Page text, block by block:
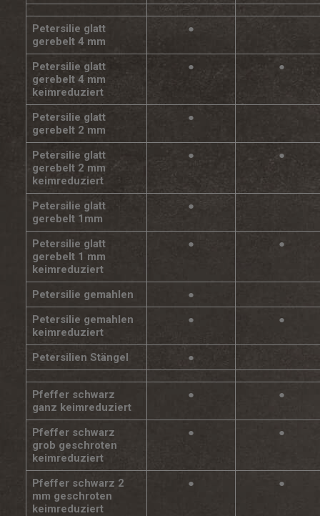
Petersilie glatt
gerebelt 4 mm
●
Petersilie glatt
gerebelt 4 mm
keimreduziert
● ●
Petersilie glatt
gerebelt 2 mm
●
Petersilie glatt
gerebelt 2 mm
keimreduziert
● ●
Petersilie glatt
gerebelt 1mm
●
Petersilie glatt
gerebelt 1 mm
keimreduziert
● ●
Petersilie gemahlen
●
Petersilie gemahlen
keimreduziert
● ●
Petersilien Stängel ●
Pfeffer schwarz
ganz keimreduziert
● ●
Pfeffer schwarz
grob geschroten
keimreduziert
● ●
Pfeffer schwarz 2
mm geschroten
keimreduziert
● ●